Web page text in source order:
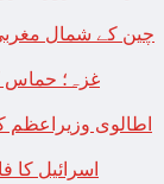
چین کے شمال
اطالوی